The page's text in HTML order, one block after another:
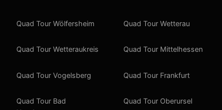
Quad Tour Wölfersheim Quad Tour Wetterau
Quad Tour Wetteraukreis Quad Tour Mittelhessen
Quad Tour Vogelsberg Quad Tour Frankfurt
Quad Tour Bad
Quad Tour Oberursel